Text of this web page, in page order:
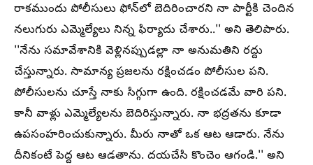
రాకముందు పోలీసులు ఫోన్‌లో బెదిరించారని నా పార్టీకి చెందిన
నలుగురు ఎమ్మెల్యేలు నిన్న ఫిర్యాదు చేశారు..'' అని తెలిపారు.
''నేను సమావేశానికి వెళ్లినప్పుడల్లా నా అనుమతిని రద్దు
చేస్తున్నారు. సామాన్య ప్రజలను రక్షించడం పోలీసుల పని.
పోలీసులను చూస్తే నాకు సిగ్గుగా ఉంది. రక్షించడమే వారి పని.
కానీ వాళ్లు ఎమ్మెల్యేలను బెదిరిస్తున్నారు. నా భద్రతను కూడా
ఉపసంహరించుకున్నారు. మీరు నాతో ఒక ఆట ఆడారు. నేను
దీనికంటే పెద్ద ఆట ఆడతాను. దయచేసి కొంచెం ఆగండి.'' అని